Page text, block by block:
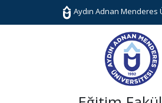
Aydın Adnan Menderes